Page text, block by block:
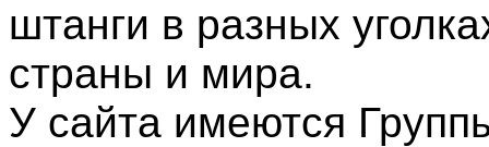
штанги в разных
страны и мира.
У сайта имеются